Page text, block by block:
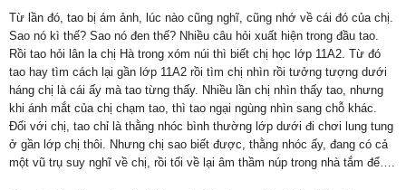
Từ lần đó, tao bị ám ảnh, lúc nào cũng nghĩ, cũng nhớ về cái đó của chị.
Sao nó kì thế? Sao nó đen thế? Nhiều câu hỏi xuất hiện trong đầu tao.
Rồi tao hỏi lân la chị Hà trong xóm núi thì biết chị học lớp 11A2. Từ đó
tao hay tìm cách lại gần lớp 11A2 rồi tìm chị nhìn rồi tưởng tượng dưới
háng chị là cái ấy mà tao từng thấy. Nhiều lần chị nhìn thấy tao, nhưng
khi ánh mắt của chị chạm tao, thì tao ngại ngùng nhìn sang chỗ khác.
Đối với chị, tao chỉ là thằng nhóc bình thường lớp dưới đi chơi lung tung
ở gần lớp chị thôi. Nhưng chị sao biết được, thằng nhóc ấy, đang có cả
một vũ trụ suy nghĩ về chị, rồi tối về lại âm thầm núp trong nhà tắm để….